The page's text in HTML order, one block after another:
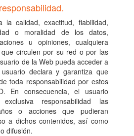
la calidad, exactitud, fiabilidad,
o moralidad de los datos,
u opiniones, cualquiera
circulen por su red o por las
de la Web pueda acceder a
declara y garantiza que
toda responsabilidad por estos
En consecuencia, el usuario
responsabilidad las
o acciones que pudieran
a dichos contenidos, así como
difusión.